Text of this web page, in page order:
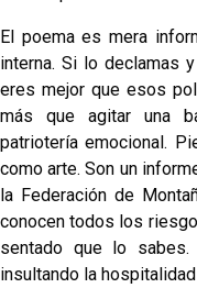
El poema es mera
interna. Si lo declamas
eres mejor que esos
más que agitar una
patriotería emocional.
como arte. Son un
la Federación de
conocen todos los
sentado que lo
insultando la